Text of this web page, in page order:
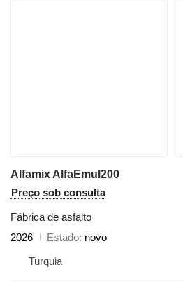
Alfamix AlfaEmul200
Preço sob consulta
Fábrica de asfalto
2026
Estado novo
Turquia